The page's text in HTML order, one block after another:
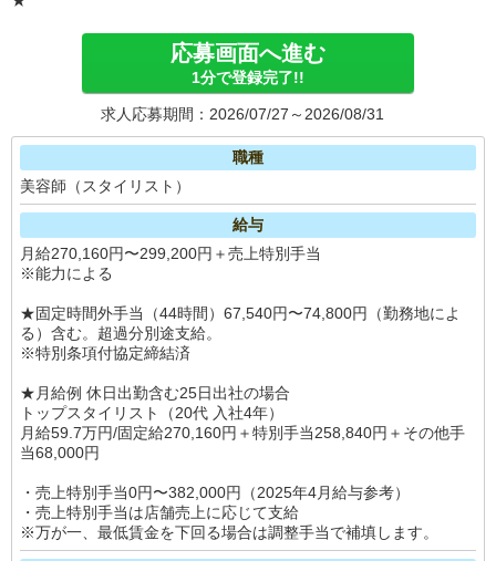
応募画面へ進む
1分で登録完了!!
求人応募期間：2026/07/27～2026/08/31
職種
美容師（スタイリスト）
給与
月給270,160円〜299,200円＋売上特別手当
※能力による
★固定時間外手当（44時間）67,540円〜74,800円（勤務地によ
る）含む。超過分別途支給。
※特別条項付協定締結済
★月給例 休日出勤含む25日出社の場合
トップスタイリスト（20代 入社4年）
月給59.7万円/固定給270,160円＋特別手当258,840円＋その他手
当68,000円
・売上特別手当0円〜382,000円（2025年4月給与参考）
・売上特別手当は店舗売上に応じて支給
※万が一、最低賃金を下回る場合は調整手当で補填します。